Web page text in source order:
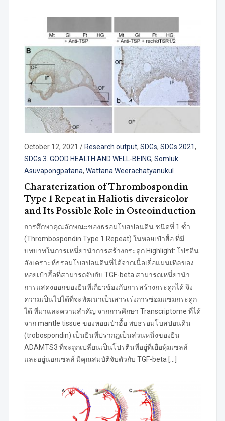
October 12, 2021 / Research output, SDGs, SDGs 2021,
SDGs 3. GOOD HEALTH AND WELL-BEING, Somluk
Asuvapongpatana, Wattana Weerachatyanukul
Charaterization of Thrombospondin
Type 1 Repeat in Haliotis diversicolor
and Its Possible Role in Osteoinduction
การศึกษาคุณลักษณะของธรอมโบสปอนดิน ชนิดที่ 1 ซ้ำ
(Thrombospondin Type 1 Repeat) ในหอยเป๋าฮื้อ ที่มี
บทบาทในการเหนี่ยวนำการสร้างกระดูก Highlight: โปรตีน
สังเคราะห์ธรอมโบสปอนดินที่ได้จากเนื้อเยื่อแมนเทิลของ
หอยเป๋าฮื้อที่สามารถจับกับ TGF-beta สามารถเหนี่ยวนำ
การแสดงออกของยีนที่เกี่ยวข้องกับการสร้างกระดูกได้ จึง
ความเป็นไปได้ที่จะพัฒนาเป็นสารเร่งการซ่อมแซมกระดูก
ได้ ที่มาและความสำคัญ จากการศึกษา Transcriptome ที่ได้
จาก mantle tissue ของหอยเป๋าฮื้อ พบธรอมโบสปอนดิน
(trobospondin) เป็นยีนที่ปรากฎเป็นส่วนหนึ่งของยีน
ADAMTS3 ที่จะถูกเปลี่ยนเป็นโปรตีนที่อยู่ที่เยื่อหุ้มเซลล์
และอยู่นอกเซลล์ มีคุณสมบัติจับตัวกับ TGF-beta […]